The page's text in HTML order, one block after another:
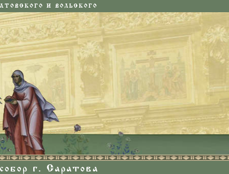
И ВОЛЬСКОГО
г. Саратова